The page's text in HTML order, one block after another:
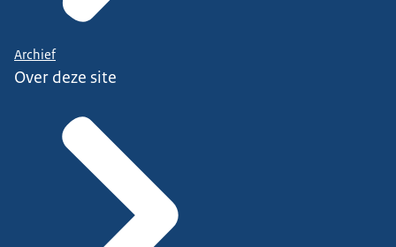
Archief
Over deze site